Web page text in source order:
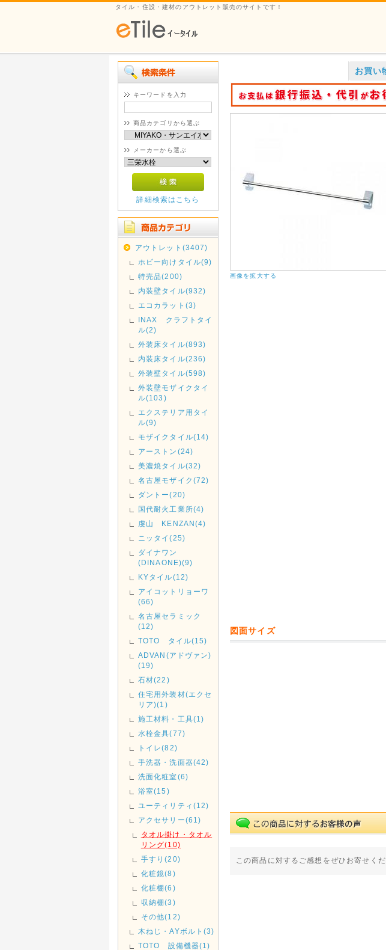
タイル・住設・建材のアウトレット販売のサイトです！
キーワードを入力
商品カテゴリから選ぶ
メーカーから選ぶ
詳細検索はこちら
アウトレット(3407)
ホビー向けタイル(9)
特売品(200)
内装壁タイル(932)
エコカラット(3)
INAX クラフトタイ
ル(2)
外装床タイル(893)
内装床タイル(236)
外装壁タイル(598)
外装壁モザイクタイ
ル(103)
エクステリア用タイ
ル(9)
モザイクタイル(14)
アーストン(24)
美濃焼タイル(32)
名古屋モザイク(72)
ダントー(20)
国代耐火工業所(4)
虔山 KENZAN(4)
ニッタイ(25)
ダイナワン
(DINAONE)(9)
KYタイル(12)
アイコットリョーワ
(66)
名古屋セラミック
(12)
TOTO タイル(15)
ADVAN(アドヴァン)
(19)
石材(22)
住宅用外装材(エクセ
リア)(1)
施工材料・工具(1)
水栓金具(77)
トイレ(82)
手洗器・洗面器(42)
洗面化粧室(6)
浴室(15)
ユーティリティ(12)
アクセサリー(61)
タオル掛け・タオル
リング(10)
手すり(20)
化粧鏡(8)
化粧棚(6)
収納棚(3)
その他(12)
木ねじ・AYボルト(3)
TOTO 設備機器(1)
お買い
画像を拡大する
図面サイズ
この商品に対するご感想をぜひお寄せくだ